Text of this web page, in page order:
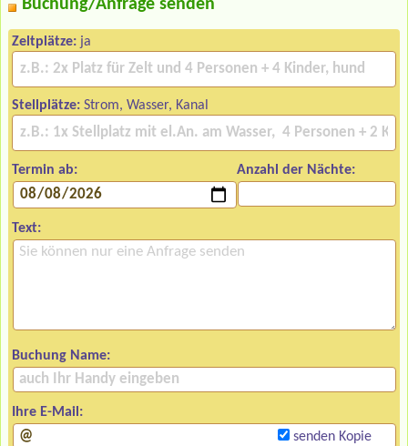
Buchung/Anfrage senden
Zeltplätze: ja
Stellplätze: Strom, Wasser, Kanal
Termin ab: Anzahl der Nächte:
Text:
Buchung Name:
Ihre E-Mail:
senden Kopie